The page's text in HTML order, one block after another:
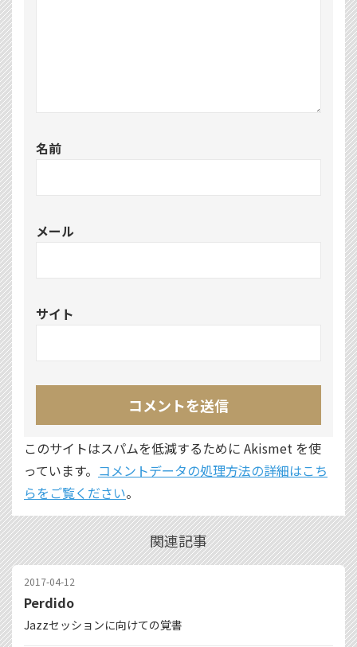
名前
メール
サイト
このサイトはスパムを低減するために Akismet を使
っています。 コメントデータの処理方法の詳細はこち
らをご覧ください。
関連記事
2017-04-12
Perdido
Jazzセッションに向けての覚書